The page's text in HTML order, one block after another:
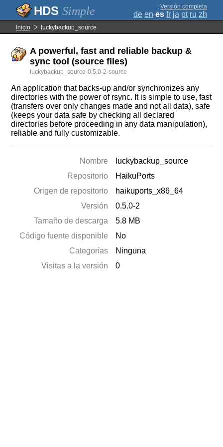
Simple ; Versión completa
de en es fr ja pt ru zh
Inicio luckybackup_source
A powerful, fast and reliable backup &
sync tool (source files)
luckybackup_source-0.5.0-2-source
An application that backs-up and/or synchronizes any
directories with the power of rsync. It is simple to use, fast
(transfers over only changes made and not all data), safe
(keeps your data safe by checking all declared
directories before proceeding in any data manipulation),
reliable and fully customizable.
Nombre
luckybackup_source
Repositorio
HaikuPorts
Origen de repositorio
haikuports_x86_64
Versión
0.5.0-2
Tamaño de descarga
5.8 MB
Código fuente disponible
No
Categorías
Ninguna
Visitas a la versión
0